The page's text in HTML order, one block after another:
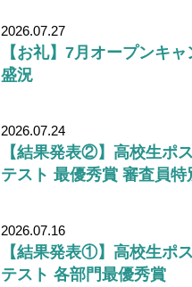
2026.07.27
【お礼】7月オープンキ
盛況
2026.07.24
【結果発表②】高校生ポ
テスト 最優秀賞 審査員特
2026.07.16
【結果発表①】高校生ポ
テスト 各部門最優秀賞